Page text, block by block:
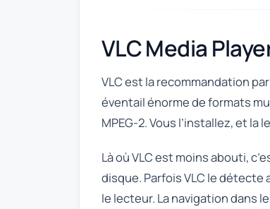
VLC Media
VLC est la recommandation
éventail énorme de formats
MPEG-2. Vous l’installez, et la
Là où VLC est moins abouti,
disque. Parfois VLC le
le lecteur. La navigation dans